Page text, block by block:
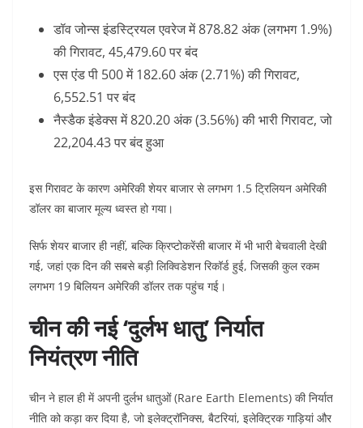
डॉव जोन्स इंडस्ट्रियल एवरेज में 878.82 अंक (लगभग 1.9%)
की गिरावट, 45,479.60 पर बंद
एस एंड पी 500 में 182.60 अंक (2.71%) की गिरावट,
6,552.51 पर बंद
नैस्डैक इंडेक्स में 820.20 अंक (3.56%) की भारी गिरावट, जो
22,204.43 पर बंद हुआ
इस गिरावट के कारण अमेरिकी शेयर बाजार से लगभग 1.5 ट्रिलियन अमेरिकी
डॉलर का बाजार मूल्य ध्वस्त हो गया।
सिर्फ शेयर बाजार ही नहीं, बल्कि क्रिप्टोकरेंसी बाजार में भी भारी बेचवाली देखी
गई, जहां एक दिन की सबसे बड़ी लिक्विडेशन रिकॉर्ड हुई, जिसकी कुल रकम
लगभग 19 बिलियन अमेरिकी डॉलर तक पहुंच गई।
चीन की नई ‘दुर्लभ धातु’ निर्यात
नियंत्रण नीति
चीन ने हाल ही में अपनी दुर्लभ धातुओं (Rare Earth Elements) की निर्यात
नीति को कड़ा कर दिया है, जो इलेक्ट्रॉनिक्स, बैटरियां, इलेक्ट्रिक गाड़ियां और